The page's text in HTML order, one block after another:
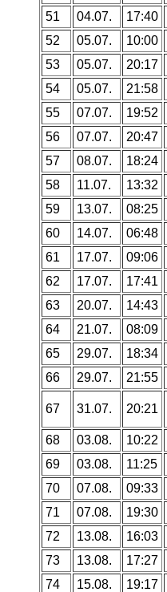
51
04.07. 17:40
52
05.07. 10:00
53
05.07. 20:17
54
05.07. 21:58
55
07.07. 19:52
56
07.07. 20:47
57
08.07. 18:24
58
11.07. 13:32
59
13.07. 08:25
60
14.07. 06:48
61
17.07. 09:06
62
17.07. 17:41
63
20.07. 14:43
64
21.07. 08:09
65
29.07. 18:34
66
29.07. 21:55
67 31.07. 20:21
68 03.08. 10:22
69
03.08. 11:25
70
07.08. 09:33
71
07.08. 19:30
72
13.08. 16:03
73
13.08. 17:27
74
15.08. 19:17